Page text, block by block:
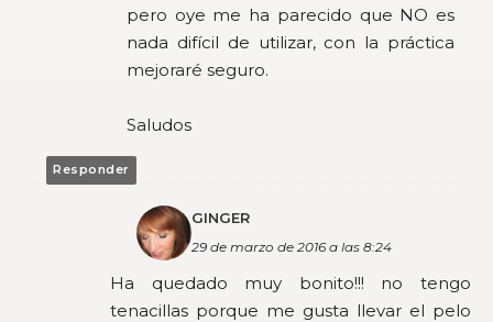
pero oye me ha parecido que NO es
nada difícil de utilizar, con la práctica
mejoraré seguro.
Saludos
Responder
GINGER
29 de marzo de 2016 a las 8:24
Ha quedado muy bonito!!! no tengo
tenacillas porque me gusta llevar el pelo